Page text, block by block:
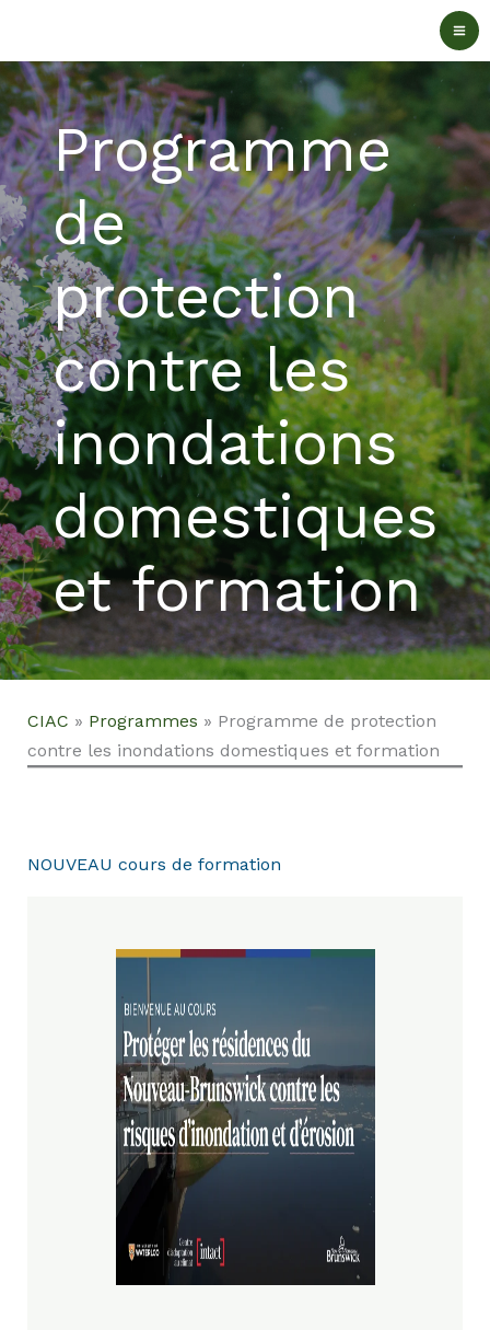
contenu
Programme
de
protection
contre les
inondations
domestiques
et formation
CIAC » Programmes » Programme de protection
contre les inondations domestiques et formation
NOUVEAU cours de formation